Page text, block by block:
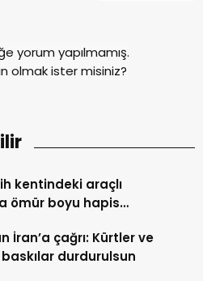
yorum yapılmamış.
olmak ister misiniz?
kentindeki araçlı
ömür boyu hapis
İran’a çağrı: Kürtler ve
durdurulsun